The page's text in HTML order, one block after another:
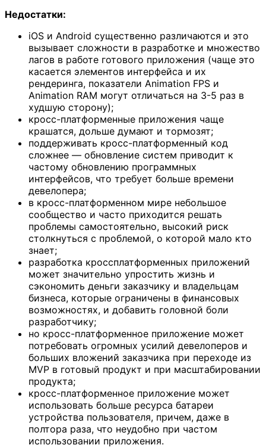
Недостатки:
iOS и Android существенно различаются и это
вызывает сложности в разработке и множество
лагов в работе готового приложения (чаще это
касается элементов интерфейса и их
рендеринга, показатели Animation FPS и
Animation RAM могут отличаться на 3-5 раз в
худшую сторону);
кросс-платформенные приложения чаще
крашатся, дольше думают и тормозят;
поддерживать кросс-платформенный код
сложнее — обновление систем приводит к
частому обновлению программных
интерфейсов, что требует больше времени
девелопера;
в кросс-платформенном мире небольшое
сообщество и часто приходится решать
проблемы самостоятельно, высокий риск
столкнуться с проблемой, о которой мало кто
знает;
разработка кроссплатформенных приложений
может значительно упростить жизнь и
сэкономить деньги заказчику и владельцам
бизнеса, которые ограничены в финансовых
возможностях, и добавить головной боли
разработчику;
но кросс-платформенное приложение может
потребовать огромных усилий девелоперов и
больших вложений заказчика при переходе из
MVP в готовый продукт и при масштабировании
продукта;
кросс-платформенное приложение может
использовать больше ресурса батареи
устройства пользователя, причем, даже в
полтора раза, что неудобно при частом
использовании приложения.